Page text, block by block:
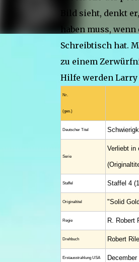
Bild sieht, denkt
haben muss,
Schreibtisch hat.
zu einem
Hilfe werden Larry
Nr.
(ges.)
Deutscher Titel
Serie
Verliebt in
Staffel Staffel 4
Original­titel "Solid
Regie R. Robert
Drehbuch Robert
Erstaus­strahlung USA